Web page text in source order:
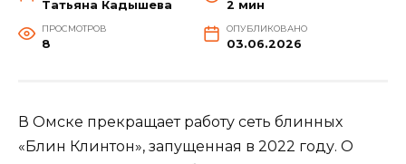
Татьяна Кадышева 2 мин
ПРОСМОТРОВ
8
ОПУБЛИКОВАНО
03.06.2026
В Омске прекращает работу сеть блинных
«Блин Клинтон», запущенная в 2022 году. О